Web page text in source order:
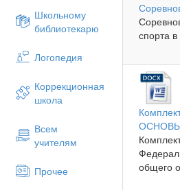
Школьному
библиотекарю
Логопедия
Коррекционная
школа
Всем
учителям
Прочее
спорта
общего